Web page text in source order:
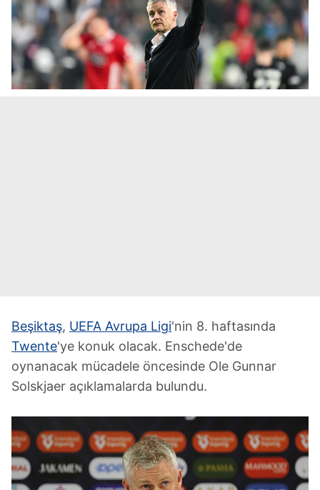
Beşiktaş, UEFA Avrupa Ligi'nin 8. haftasında
Twente'ye konuk olacak. Enschede'de
oynanacak mücadele öncesinde Ole Gunnar
Solskjaer açıklamalarda bulundu.